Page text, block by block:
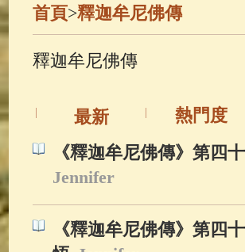
善財童子五十三參
佛典故事
首頁>釋迦牟尼佛傳
釋迦牟尼佛傳
最新
熱門度
《釋迦牟尼佛傳》第四
Jennifer
《釋迦牟尼佛傳》第四